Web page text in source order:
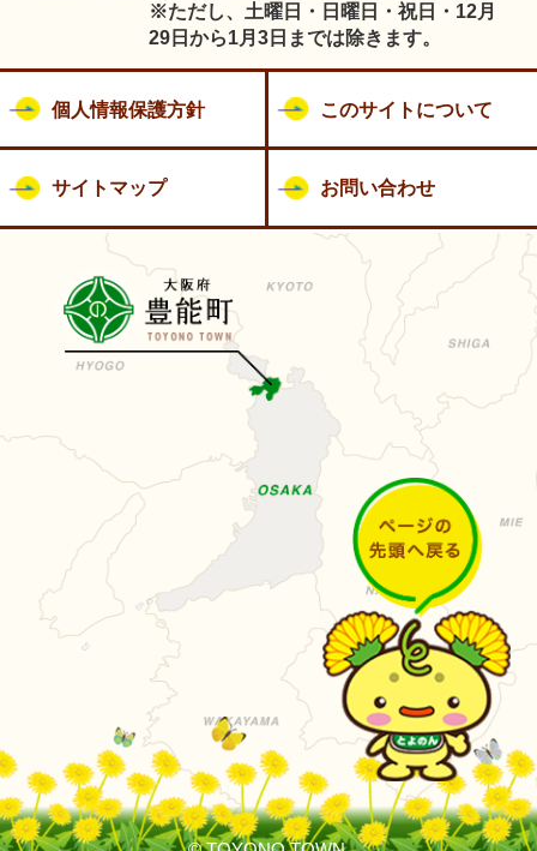
※ただし、土曜日・日曜日・祝日・12月
29日から1月3日までは除きます。
個人情報保護方針 このサイトについて
サイトマップ お問い合わせ